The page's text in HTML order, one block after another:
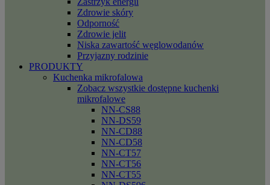
Zdrowie skóry
Odporność
Zdrowie jelit
Niska zawartość węglowodanów
Przyjazny rodzinie
PRODUKTY
Kuchenka mikrofalowa
Zobacz wszystkie dostępne kuchenki
mikrofalowe
NN-CS88
NN-DS59
NN-CD88
NN-CD58
NN-CT57
NN-CT56
NN-CT55